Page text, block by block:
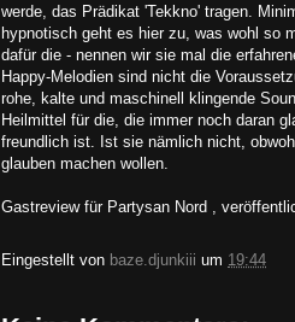
werde, das Prädikat 'Tekkno' tragen.
hypnotisch geht es hier zu, was wohl so
dafür die - nennen wir sie mal die
Happy-Melodien sind nicht die
rohe, kalte und maschinell klingende
Heilmittel für die, die immer noch daran
freundlich ist. Ist sie nämlich nicht,
glauben machen wollen.
Gastreview für Partysan Nord ,
Eingestellt von baze.djunkiii um 19:44